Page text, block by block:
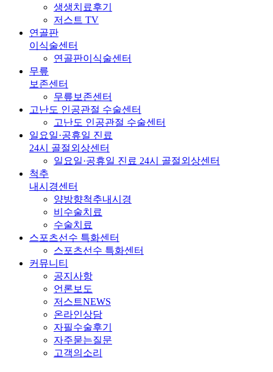
생생치료후기
저스트 TV
연골판
이식술센터
연골판이식술센터
무릎
보존센터
무릎보존센터
고난도 인공관절 수술센터
고난도 인공관절 수술센터
일요일·공휴일 진료
24시 골절외상센터
일요일·공휴일 진료 24시 골절외상센터
척추
내시경센터
양방향척추내시경
비수술치료
수술치료
스포츠선수 특화센터
스포츠선수 특화센터
커뮤니티
공지사항
언론보도
저스트NEWS
온라인상담
자필수술후기
자주묻는질문
고객의소리